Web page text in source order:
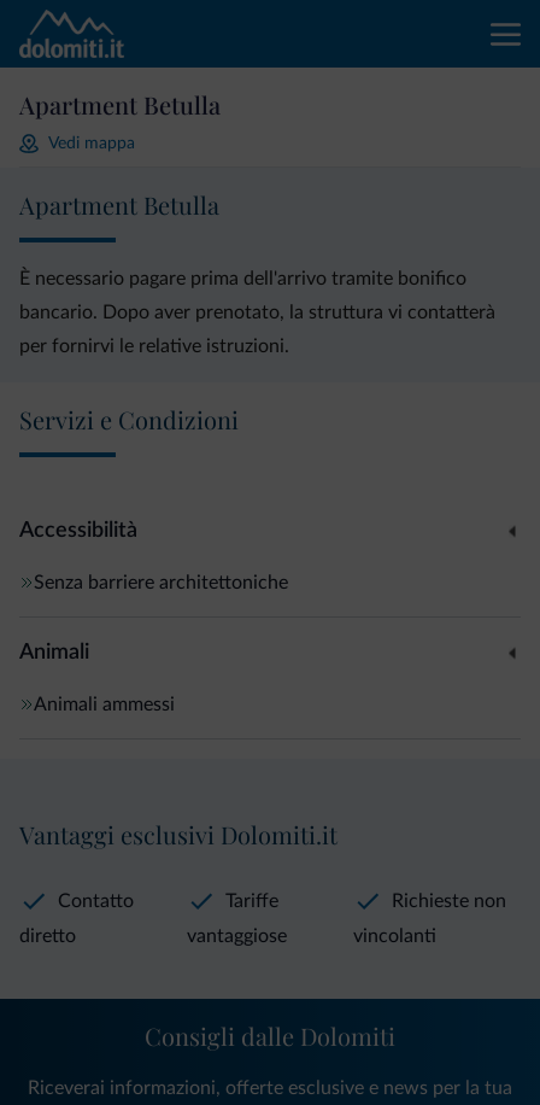
Apartment Betulla
Vedi mappa
Apartment Betulla
È necessario pagare prima dell'arrivo tramite bonifico
bancario. Dopo aver prenotato, la struttura vi contatterà
per fornirvi le relative istruzioni.
Servizi e Condizioni
Accessibilità
Senza barriere architettoniche
Animali
Animali ammessi
Vantaggi esclusivi Dolomiti.it
Contatto
diretto
Tariffe
vantaggiose
Richieste non
vincolanti
Consigli dalle Dolomiti
Riceverai informazioni, offerte esclusive e news per la tua